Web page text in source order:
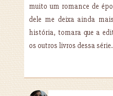
muito um romance de
dele me deixa ainda
história, tomara que a
os outros livros dessa série.